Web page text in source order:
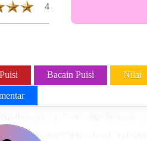
4
Bacain Puisi Nilai